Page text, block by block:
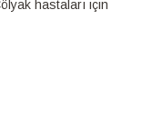
hastaları için